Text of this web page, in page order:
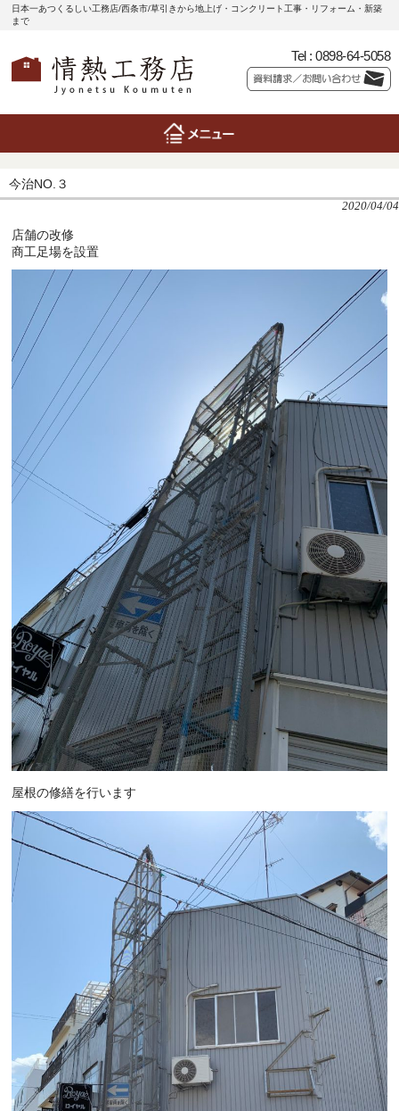
日本一あつくるしい工務店/西条市/草引きから地上げ・コンクリート工事・リフォーム・新築
まで
Tel : 0898-64-5058
今治NO.３
2020/04/04
店舗の改修
商工足場を設置
屋根の修繕を行います